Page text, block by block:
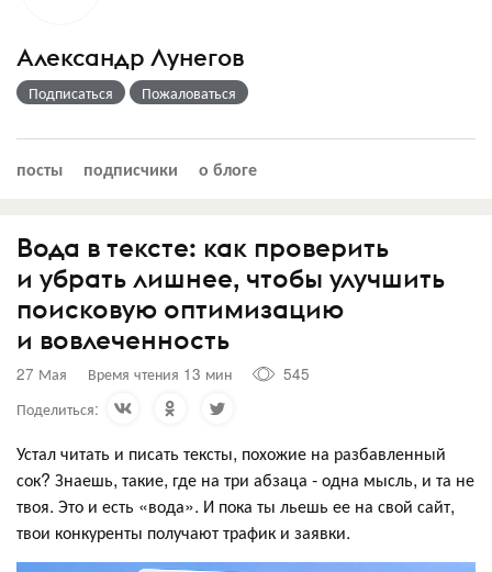
Александр Лунегов
Подписаться Пожаловаться
посты подписчики о блоге
Вода в тексте: как проверить
и убрать лишнее, чтобы улучшить
поисковую оптимизацию
и вовлеченность
27 Мая Время чтения 13 мин
545
Поделиться:
Устал читать и писать тексты, похожие на разбавленный
сок? Знаешь, такие, где на три абзаца - одна мысль, и та не
твоя. Это и есть «вода». И пока ты льешь ее на свой сайт,
твои конкуренты получают трафик и заявки.